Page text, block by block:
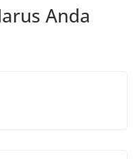
Anda